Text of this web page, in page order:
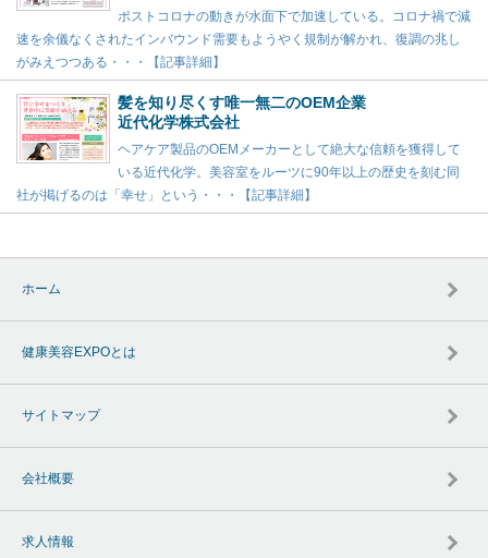
ポストコロナの動きが水面下で加速している。コロナ禍で減
速を余儀なくされたインバウンド需要もようやく規制が解かれ、復調の兆し
がみえつつある・・・【記事詳細】
髪を知り尽くす唯一無二のOEM企業
近代化学株式会社
ヘアケア製品のOEMメーカーとして絶大な信頼を獲得して
いる近代化学。美容室をルーツに90年以上の歴史を刻む同
社が掲げるのは「幸せ」という・・・【記事詳細】
ホーム
健康美容EXPOとは
サイトマップ
会社概要
求人情報